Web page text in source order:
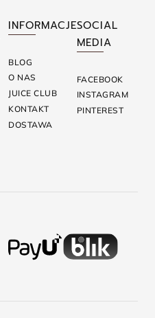
INFORMACJE
BLOG
O NAS
JUICE CLUB
KONTAKT
DOSTAWA
SOCIAL
MEDIA
FACEBOOK
INSTAGRAM
PINTEREST